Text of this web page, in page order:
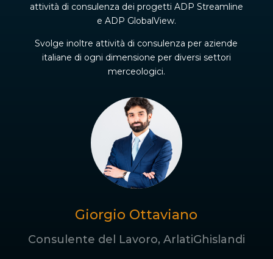
attività di consulenza dei progetti ADP Streamline
e ADP GlobalView.
Svolge inoltre attività di consulenza per aziende
italiane di ogni dimensione per diversi settori
merceologici.
Giorgio Ottaviano
Consulente del Lavoro, ArlatiGhislandi